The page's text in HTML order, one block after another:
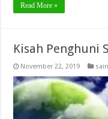
Read More »
Kisah Penghuni
November 22, 2019